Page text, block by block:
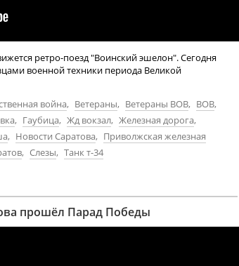
ретро-поезд "Воинский эшелон". Сегодня
военной техники периода Великой
война, Ветераны, Ветераны ВОВ, ВОВ,
, Гаубица, Жд вокзал, Железная дорога,
, Новости Саратова, Приволжская железная
, Слезы, Танк т-34
прошёл Парад Победы